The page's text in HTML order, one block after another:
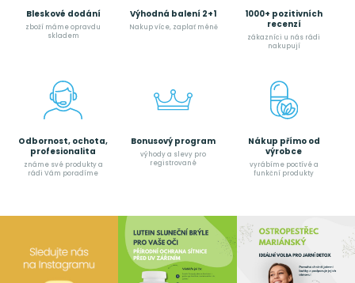
Bleskové dodání
zboží máme opravdu
skladem
Výhodná balení 2+1
Nakup více, zaplať méně
1000+ pozitivních
recenzí
zákazníci u nás rádi
nakupují
Odbornost, ochota,
profesionalita
známe své produkty a
rádi Vám poradíme
Bonusový program
výhody a slevy pro
registrované
Nákup přímo od
výrobce
vyrábíme poctívé a
funkční produkty